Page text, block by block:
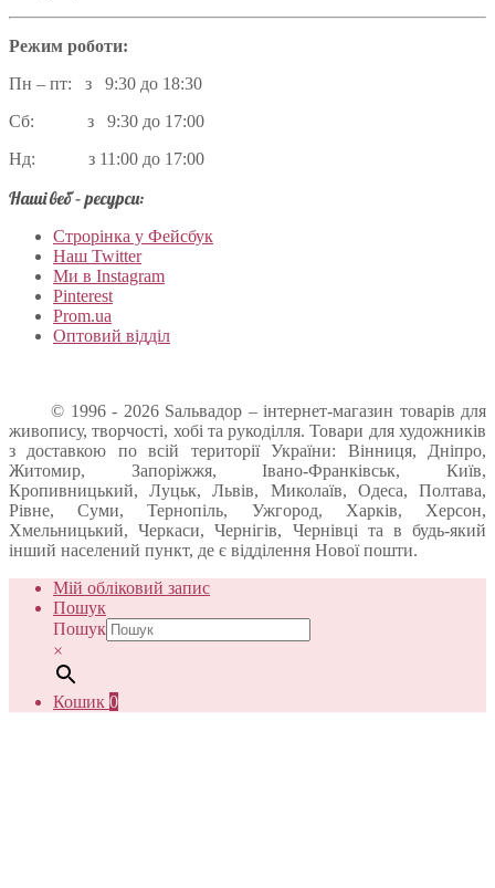
Режим роботи:
Пн – пт: з 9:30 до 18:30
Сб: з 9:30 до 17:00
Нд: з 11:00 до 17:00
Наші веб – ресурси:
Строрінка у Фейсбук
Наш Twitter
Ми в Instagram
Pinterest
Prom.ua
Оптовий відділ
© 1996 - 2026 Sальвадор – інтернет-магазин товарів для
живопису, творчості, хобі та рукоділля. Товари для художників
з доставкою по всій території України: Вінниця, Дніпро,
Житомир, Запоріжжя, Івано-Франківськ, Київ,
Кропивницький, Луцьк, Львів, Миколаїв, Одеса, Полтава,
Рівне, Суми, Тернопіль, Ужгород, Харків, Херсон,
Хмельницький, Черкаси, Чернігів, Чернівці та в будь-який
інший населений пункт, де є відділення Нової пошти.
Мій обліковий запис
Пошук
Пошук
×
Кошик 0